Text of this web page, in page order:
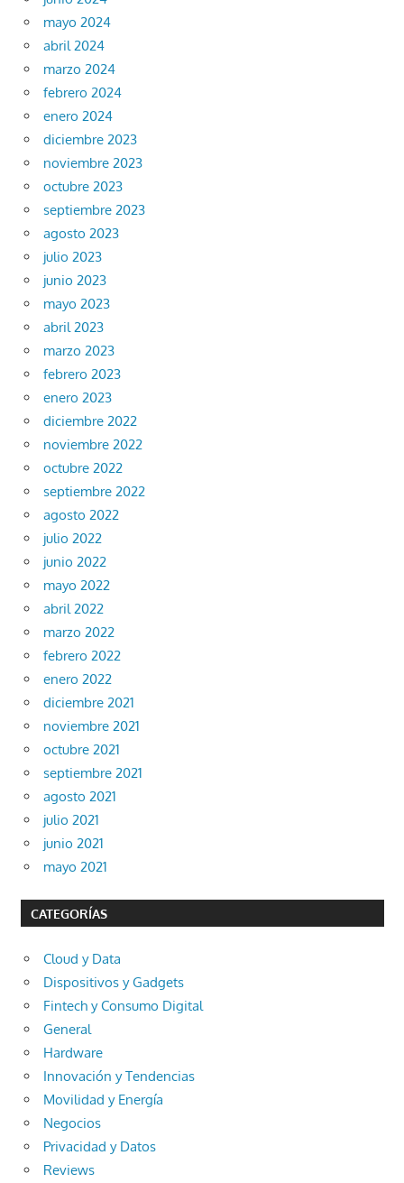
mayo 2024
abril 2024
marzo 2024
febrero 2024
enero 2024
diciembre 2023
noviembre 2023
octubre 2023
septiembre 2023
agosto 2023
julio 2023
junio 2023
mayo 2023
abril 2023
marzo 2023
febrero 2023
enero 2023
diciembre 2022
noviembre 2022
octubre 2022
septiembre 2022
agosto 2022
julio 2022
junio 2022
mayo 2022
abril 2022
marzo 2022
febrero 2022
enero 2022
diciembre 2021
noviembre 2021
octubre 2021
septiembre 2021
agosto 2021
julio 2021
junio 2021
mayo 2021
CATEGORÍAS
Cloud y Data
Dispositivos y Gadgets
Fintech y Consumo Digital
General
Hardware
Innovación y Tendencias
Movilidad y Energía
Negocios
Privacidad y Datos
Reviews